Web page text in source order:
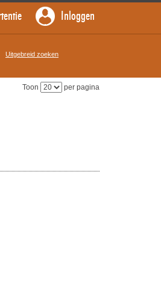
Inloggen
Uitgebreid zoeken
Toon per pagina